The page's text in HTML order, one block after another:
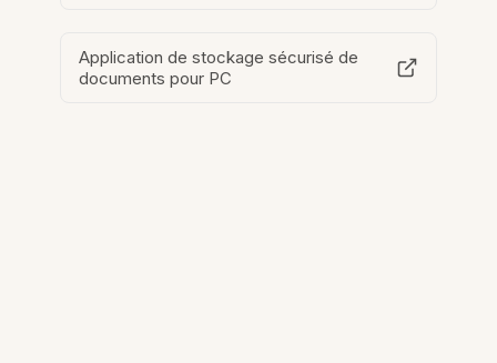
Application de stockage sécurisé de
documents pour PC